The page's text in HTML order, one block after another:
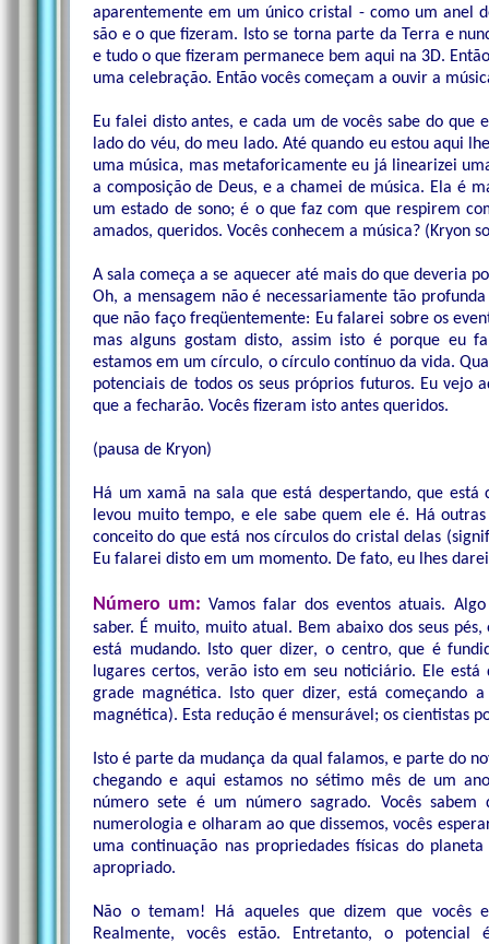
aparentemente em um único cristal - como um anel
são e o que fizeram. Isto se torna parte da Terra e
e tudo o que fizeram permanece bem aqui na 3D.
uma celebração. Então vocês começam a ouvir a
Eu falei disto antes, e cada um de vocês sabe do
lado do véu, do meu lado. Até quando eu estou aqui
uma música, mas metaforicamente eu já linearizei
a composição de Deus, e a chamei de música. Ela é
um estado de sono; é o que faz com que respirem
amados, queridos. Vocês conhecem a música? (Kryon
A sala começa a se aquecer até mais do que deveria
Oh, a mensagem não é necessariamente tão
que não faço freqüentemente: Eu falarei sobre os
mas alguns gostam disto, assim isto é porque eu
estamos em um círculo, o círculo contínuo da vida.
potenciais de todos os seus próprios futuros. Eu vejo
que a fecharão. Vocês fizeram isto antes queridos.
(pausa de Kryon)
Há um xamã na sala que está despertando, que
levou muito tempo, e ele sabe quem ele é. Há
conceito do que está nos círculos do cristal delas
Eu falarei disto em um momento. De fato, eu lhes
Número um: Vamos falar dos eventos atuais.
saber. É muito, muito atual. Bem abaixo dos seus
está mudando. Isto quer dizer, o centro, que é
lugares certos, verão isto em seu noticiário. Ele
grade magnética. Isto quer dizer, está começando
magnética). Esta redução é mensurável; os cientistas
Isto é parte da mudança da qual falamos, e parte do
chegando e aqui estamos no sétimo mês de um
número sete é um número sagrado. Vocês
numerologia e olharam ao que dissemos, vocês
uma continuação nas propriedades físicas do
apropriado.
Não o temam! Há aqueles que dizem que vocês
Realmente, vocês estão. Entretanto, o